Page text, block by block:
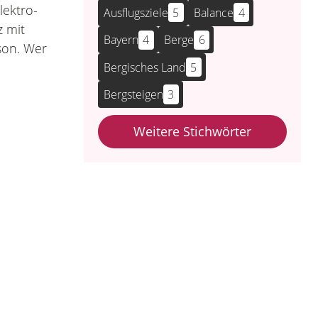
mit
Wer
Ausflugsziele 5 Balance 4
Bayern 4 Berge 6
Bergisches Land 5
Bergsteigen 3
Weitere Stichwörter